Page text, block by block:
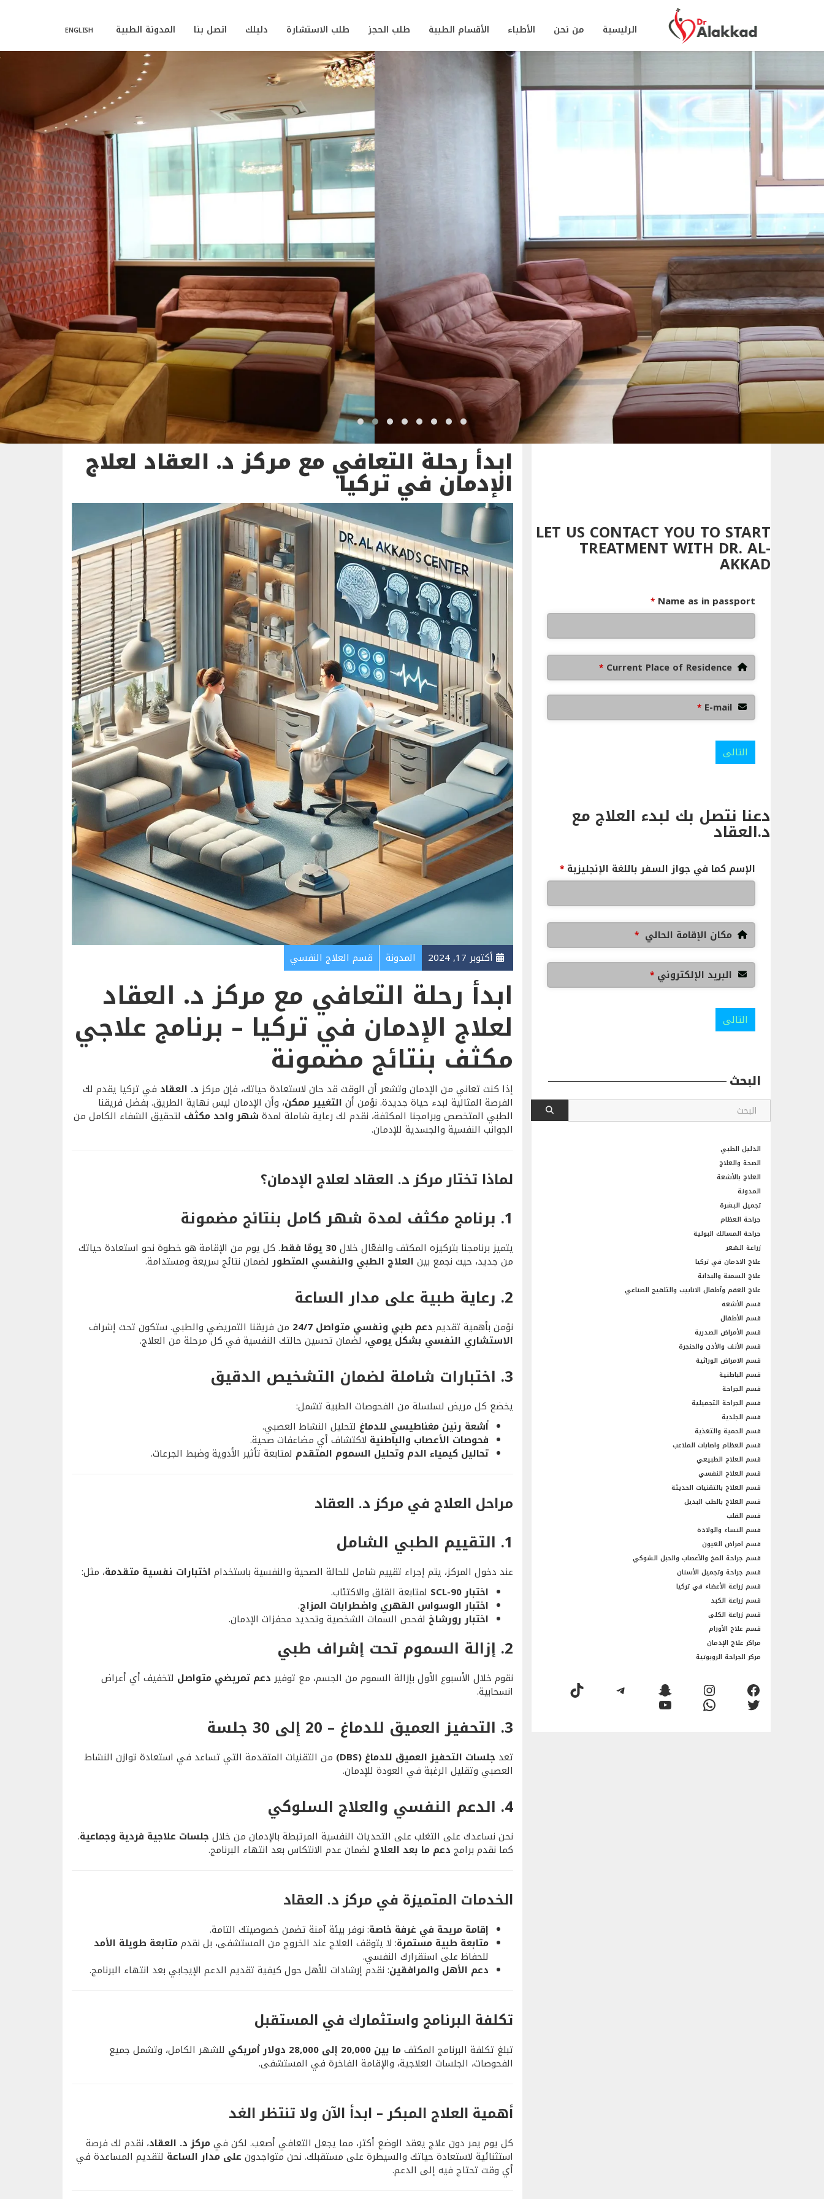
الرئيسية من نحن الأطباء الأقسام الطبية طلب الحجز طلب الاستشارة دليلك اتصل بنا المدونة الطبية ENGLISH
ابدأ رحلة التعافي مع مركز د. العقاد لعلاج
الإدمان في تركيا
أكتوبر 17, 2024 المدونة قسم العلاج النفسي
ابدأ رحلة التعافي مع مركز د. العقاد
لعلاج الإدمان في تركيا – برنامج علاجي
مكثف بنتائج مضمونة
إذا كنت تعاني من الإدمان وتشعر أن الوقت قد حان لاستعادة حياتك، فإن مركز د. العقاد في تركيا يقدم لك
الفرصة المثالية لبدء حياة جديدة. نؤمن أن التغيير ممكن، وأن الإدمان ليس نهاية الطريق. بفضل فريقنا
الطبي المتخصص وبرامجنا المكثفة، نقدم لك رعاية شاملة لمدة شهر واحد مكثف لتحقيق الشفاء الكامل من
الجوانب النفسية والجسدية للإدمان.
لماذا تختار مركز د. العقاد لعلاج الإدمان؟
1. برنامج مكثف لمدة شهر كامل بنتائج مضمونة
يتميز برنامجنا بتركيزه المكثف والفعّال خلال30 يومًا فقط . كل يوم من الإقامة هو خطوة نحو استعادة حياتك
من جديد، حيث نجمع بين العلاج الطبي والنفسي المتطورلضمان نتائج سريعة ومستدامة.
2. رعاية طبية على مدار الساعة
نؤمن بأهمية تقديم دعم طبي ونفسي متواصل 24/7 من فريقنا التمريضي والطبي. ستكون تحت إشراف
الاستشاري النفسي بشكل يومي، لضمان تحسين حالتك النفسية في كل مرحلة من العلاج.
3. اختبارات شاملة لضمان التشخيص الدقيق
يخضع كل مريض لسلسلة من الفحوصات الطبية تشمل:
أشعة رنين مغناطيسي للدماغ لتحليل النشاط العصبي.
فحوصات الأعصاب والباطنية لاكتشاف أي مضاعفات صحية.
تحاليل كيمياء الدم وتحليل السموم المتقدم لمتابعة تأثير الأدوية وضبط الجرعات.
مراحل العلاج في مركز د. العقاد
1. التقييم الطبي الشامل
عند دخول المركز، يتم إجراء تقييم شامل للحالة الصحية والنفسية باستخدام اختبارات نفسية متقدمة، مثل:
اختبار SCL-90
لمتابعة القلق والاكتئاب.
اختبار الوسواس القهري واضطرابات المزاج.
اختبار رورشاخ لفحص السمات الشخصية وتحديد محفزات الإدمان.
2. إزالة السموم تحت إشراف طبي
نقوم خلال الأسبوع الأول بإزالة السموم من الجسم، مع توفير دعم تمريضي متواصل لتخفيف أي أعراض
انسحابية.
3. التحفيز العميق للدماغ – 20 إلى 30 جلسة
تعد جلسات التحفيز العميق للدماغ (DBS) من التقنيات المتقدمة التي تساعد في استعادة توازن النشاط
العصبي وتقليل الرغبة في العودة للإدمان.
4. الدعم النفسي والعلاج السلوكي
نحن نساعدك على التغلب على التحديات النفسية المرتبطة بالإدمان من خلال جلسات علاجية فردية وجماعية.
كما نقدم برامج دعم ما بعد العلاج لضمان عدم الانتكاس بعد انتهاء البرنامج.
الخدمات المتميزة في مركز د. العقاد
إقامة مريحة في غرفة خاصة: نوفر بيئة آمنة تضمن خصوصيتك التامة.
متابعة طبية مستمرة: لا يتوقف العلاج عند الخروج من المستشفى، بل نقدممتابعة طويلة الأمد
للحفاظ على استقرارك النفسي.
دعم الأهل والمرافقين: نقدم إرشادات للأهل حول كيفية تقديم الدعم الإيجابي بعد انتهاء البرنامج.
تكلفة البرنامج واستثمارك في المستقبل
تبلغ تكلفة البرنامج المكثفما بين 20,000 إلى 28,000 دولار أمريكي للشهر الكامل، وتشمل جميع
الفحوصات، الجلسات العلاجية، والإقامة الفاخرة في المستشفى.
أهمية العلاج المبكر – ابدأ الآن ولا تنتظر الغد
كل يوم يمر دون علاج يعقد الوضع أكثر، مما يجعل التعافي أصعب. لكن فيمركز د. العقاد، نقدم لك فرصة
استثنائية لاستعادة حياتك والسيطرة على مستقبلك. نحن متواجدون على مدار الساعة لتقديم المساعدة في
أي وقت تحتاج فيه إلى الدعم.
LET US CONTACT YOU TO START
TREATMENT WITH DR. AL-
AKKAD
Name as in passport
*
Current Place of Residence
*
E-mail
*
التالى
دعنا نتصل بك لبدء العلاج مع
د.العقاد
الإسم كما في جواز السفر باللغة الإنجليزية *
مكان الإقامة الحالي *
البريد الإلكتروني *
التالى
البحث
الدليل الطبي
الصحة والعلاج
العلاج بالأشعة
المدونة
تجميل البشرة
جراحة العظام
جراحة المسالك البولية
زراعة الشعر
علاج الادمان في تركيا
علاج السمنة والبدانة
علاج العقم وأطفال الانابيب والتلقيح الصناعي
قسم الأشعه
قسم الأطفال
قسم الأمراض الصدرية
قسم الأنف والأذن والحنجرة
قسم الامراض الوراثية
قسم الباطنية
قسم الجراحة
قسم الجراحة التجميلية
قسم الجلدية
قسم الحمية والتغذية
قسم العظام واصابات الملاعب
قسم العلاج الطبيعي
قسم العلاج النفسي
قسم العلاج بالتقنيات الحديثة
قسم العلاج بالطب البديل
قسم القلب
قسم النساء والولادة
قسم امراض العيون
قسم جراحة المخ والأعصاب والحبل الشوكي
قسم جراحة وتجميل الأسنان
قسم زراعة الأعضاء في تركيا
قسم زراعة الكبد
قسم زراعة الكلى
قسم علاج الأورام
مراكز علاج الإدمان
مركز الجراحة الروبوتية
فيسبوكإنستجرام
سناب شات تيليجرامتيك توك
تويتر واتسابيوتيوب